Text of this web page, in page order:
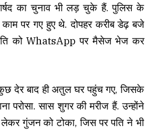
का चुनाव भी लड़ चुके हैं. पुलिस के
पर गए हुए थे. दोपहर करीब डेढ़ बजे
को WhatsApp पर मैसेज भेज कर
देर बाद ही अतुल घर पहुंच गए, जिसके
परोसा. सास शुगर की मरीज हैं. उन्होंने
गुंजन को टोका, जिस पर पति ने भी